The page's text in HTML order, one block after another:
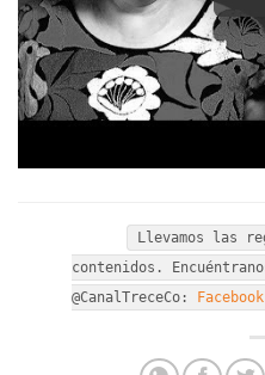
Llevamos las
contenidos.
@CanalTreceCo: Facebook